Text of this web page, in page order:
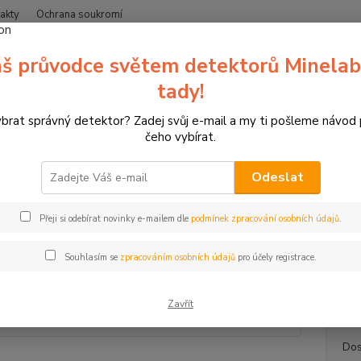
Ochrana soukromí
Hledat
pro sportovní lukostřelbu 3D terče SRT Targets Terč pro
pro lukostřelbu, SRT SFB
Akce
SRT
průvodce světem detektorů
tady!
správný detektor? Zadej svůj e-mail a my ti pošleme návod
čeho vybírat.
Odeslat
Přeji si odebírat novinky e-mailem dle podmínek zpracování osobních údajů.
Souhlasím se zpracováním osobních údajůpro účely registrace.
Zavřít